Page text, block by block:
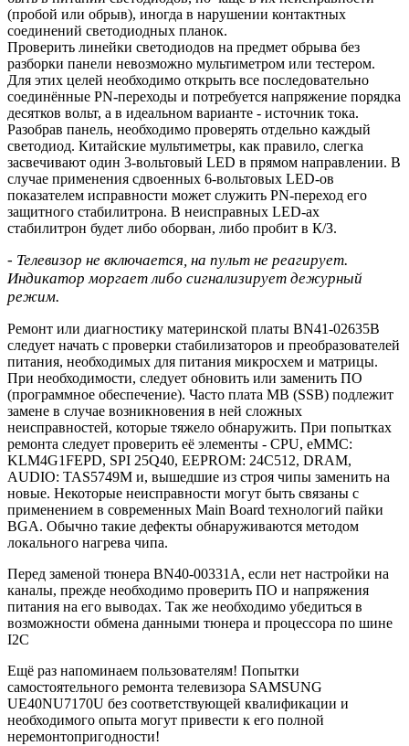
(пробой или обрыв), иногда в нарушении контактных
соединений светодиодных планок.
Проверить линейки светодиодов на предмет обрыва без
разборки панели невозможно мультиметром или тестером.
Для этих целей необходимо открыть все последовательно
соединённые PN-переходы и потребуется напряжение порядка
десятков вольт, а в идеальном варианте - источник тока.
Разобрав панель, необходимо проверять отдельно каждый
светодиод. Китайские мультиметры, как правило, слегка
засвечивают один 3-вольтовый LED в прямом направлении. В
случае применения сдвоенных 6-вольтовых LED-ов
показателем исправности может служить PN-переход его
защитного стабилитрона. В неисправных LED-ах
стабилитрон будет либо оборван, либо пробит в К/З.
- Телевизор не включается, на пульт не реагирует.
Индикатор моргает либо сигнализирует дежурный
режим.
Ремонт или диагностику материнской платы BN41-02635B
следует начать с проверки стабилизаторов и преобразователей
питания, необходимых для питания микросхем и матрицы.
При необходимости, следует обновить или заменить ПО
(программное обеспечение). Часто плата MB (SSB) подлежит
замене в случае возникновения в ней сложных
неисправностей, которые тяжело обнаружить. При попытках
ремонта следует проверить её элементы - CPU, eMMC:
KLM4G1FEPD, SPI 25Q40, EEPROM: 24C512, DRAM,
AUDIO: TAS5749M и, вышедшие из строя чипы заменить на
новые. Некоторые неисправности могут быть связаны с
применением в современных Main Board технологий пайки
BGA. Обычно такие дефекты обнаруживаются методом
локального нагрева чипа.
Перед заменой тюнера BN40-00331A, если нет настройки на
каналы, прежде необходимо проверить ПО и напряжения
питания на его выводах. Так же необходимо убедиться в
возможности обмена данными тюнера и процессора по шине
I2C
Ещё раз напоминаем пользователям! Попытки
самостоятельного ремонта телевизора SAMSUNG
UE40NU7170U без соответствующей квалификации и
необходимого опыта могут привести к его полной
неремонтопригодности!